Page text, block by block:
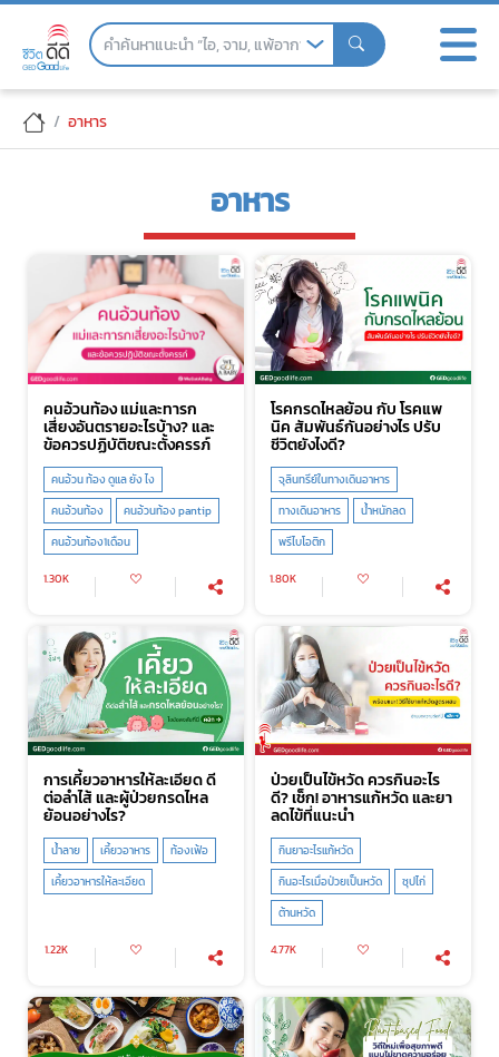
Skip
อาหาร
อาหาร
คนอ้วนท้อง แม่และทารก
เสี่ยงอันตรายอะไรบ้าง? และ
ข้อควรปฏิบัติขณะตั้งครรภ์
คนอ้วน ท้อง ดูแล ยัง ไง
คนอ้วนท้อง
คนอ้วนท้อง pantip
คนอ้วนท้อง1เดือน
1.30K
โรคกรดไหลย้อน กับ โรคแพ
นิค สัมพันธ์กันอย่างไร ปรับ
ชีวิตยังไงดี?
จุลินทรีย์ในทางเดินอาหาร
ทางเดินอาหาร
น้ำหนักลด
พรีไบโอติก
1.80K
การเคี้ยวอาหารให้ละเอียด ดี
ต่อลำไส้ และผู้ป่วยกรดไหล
ย้อนอย่างไร?
น้ำลาย เคี้ยวอาหาร
ท้องเฟ้อ
เคี้ยวอาหารให้ละเอียด
1.22K
ป่วยเป็นไข้หวัด ควรกินอะไร
ดี? เช็ก! อาหารแก้หวัด และยา
ลดไข้ที่แนะนำ
กินยาอะไรแก้หวัด
กินอะไรเมื่อป่วยเป็นหวัด
ซุปไก่
ต้านหวัด
4.77K